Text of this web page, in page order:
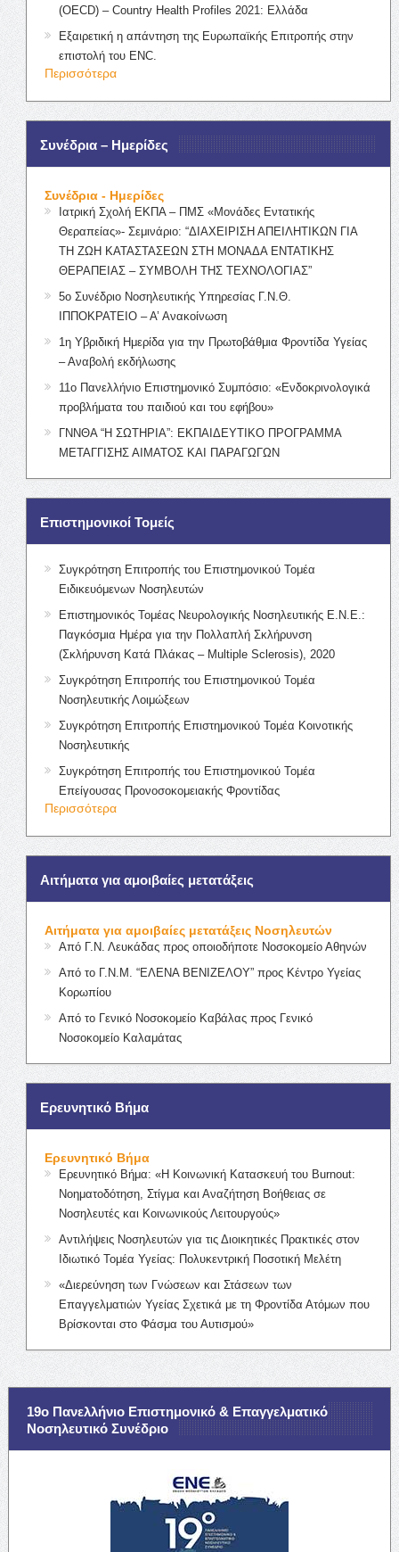
(OECD) – Country Health Profiles 2021: Ελλάδα
Εξαιρετική η απάντηση της Ευρωπαϊκής Επιτροπής στην
επιστολή του ENC.
Περισσότερα
Συνέδρια – Ημερίδες
Συνέδρια - Ημερίδες
Ιατρική Σχολή ΕΚΠΑ – ΠΜΣ «Μονάδες Εντατικής
Θεραπείας»- Σεμινάριο: “ΔΙΑΧΕΙΡΙΣΗ ΑΠΕΙΛΗΤΙΚΩΝ ΓΙΑ
ΤΗ ΖΩΗ ΚΑΤΑΣΤΑΣΕΩΝ ΣΤΗ ΜΟΝΑΔΑ ΕΝΤΑΤΙΚΗΣ
ΘΕΡΑΠΕΙΑΣ – ΣΥΜΒΟΛΗ ΤΗΣ ΤΕΧΝΟΛΟΓΙΑΣ”
5ο Συνέδριο Νοσηλευτικής Υπηρεσίας Γ.Ν.Θ.
ΙΠΠΟΚΡΑΤΕΙΟ – Α’ Ανακοίνωση
1η Υβριδική Ημερίδα για την Πρωτοβάθμια Φροντίδα Υγείας
– Αναβολή εκδήλωσης
11ο Πανελλήνιο Επιστημονικό Συμπόσιο: «Ενδοκρινολογικά
προβλήματα του παιδιού και του εφήβου»
ΓΝΝΘΑ “Η ΣΩΤΗΡΙΑ”: ΕΚΠΑΙΔΕΥΤΙΚΟ ΠΡΟΓΡΑΜΜΑ
ΜΕΤΑΓΓΙΣΗΣ ΑΙΜΑΤΟΣ ΚΑΙ ΠΑΡΑΓΩΓΩΝ
Επιστημονικοί Τομείς
Συγκρότηση Επιτροπής του Επιστημονικού Τομέα
Ειδικευόμενων Νοσηλευτών
Επιστημονικός Τομέας Νευρολογικής Νοσηλευτικής Ε.Ν.Ε.:
Παγκόσμια Ημέρα για την Πολλαπλή Σκλήρυνση
(Σκλήρυνση Κατά Πλάκας – Multiple Sclerosis), 2020
Συγκρότηση Επιτροπής του Επιστημονικού Τομέα
Νοσηλευτικής Λοιμώξεων
Συγκρότηση Επιτροπής Επιστημονικού Τομέα Κοινοτικής
Νοσηλευτικής
Συγκρότηση Επιτροπής του Επιστημονικού Τομέα
Επείγουσας Προνοσοκομειακής Φροντίδας
Περισσότερα
Αιτήματα για αμοιβαίες μετατάξεις
Αιτήματα για αμοιβαίες μετατάξεις Νοσηλευτών
Από Γ.Ν. Λευκάδας προς οποιοδήποτε Νοσοκομείο Αθηνών
Από το Γ.Ν.Μ. “ΕΛΕΝΑ ΒΕΝΙΖΕΛΟΥ” προς Κέντρο Υγείας
Κορωπίου
Από το Γενικό Νοσοκομείο Καβάλας προς Γενικό
Νοσοκομείο Καλαμάτας
Ερευνητικό Βήμα
Ερευνητικό Βήμα
Ερευνητικό Βήμα: «Η Κοινωνική Κατασκευή του Burnout:
Νοηματοδότηση, Στίγμα και Αναζήτηση Βοήθειας σε
Νοσηλευτές και Κοινωνικούς Λειτουργούς»
Αντιλήψεις Νοσηλευτών για τις Διοικητικές Πρακτικές στον
Ιδιωτικό Τομέα Υγείας: Πολυκεντρική Ποσοτική Μελέτη
«Διερεύνηση των Γνώσεων και Στάσεων των
Επαγγελματιών Υγείας Σχετικά με τη Φροντίδα Ατόμων που
Βρίσκονται στο Φάσμα του Αυτισμού»
19ο Πανελλήνιο Επιστημονικό & Επαγγελματικό
Νοσηλευτικό Συνέδριο